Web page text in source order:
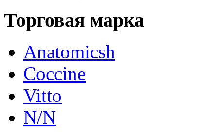
Торговая марка
Anatomicsh
Coccine
Vitto
N/N